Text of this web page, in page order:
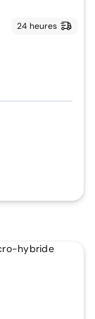
24 heures